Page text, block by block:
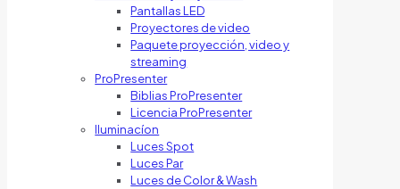
Pantallas LED
Proyectores de video
Paquete proyección, video y
streaming
ProPresenter
Biblias ProPresenter
Licencia ProPresenter
Iluminacíon
Luces Spot
Luces Par
Luces de Color & Wash